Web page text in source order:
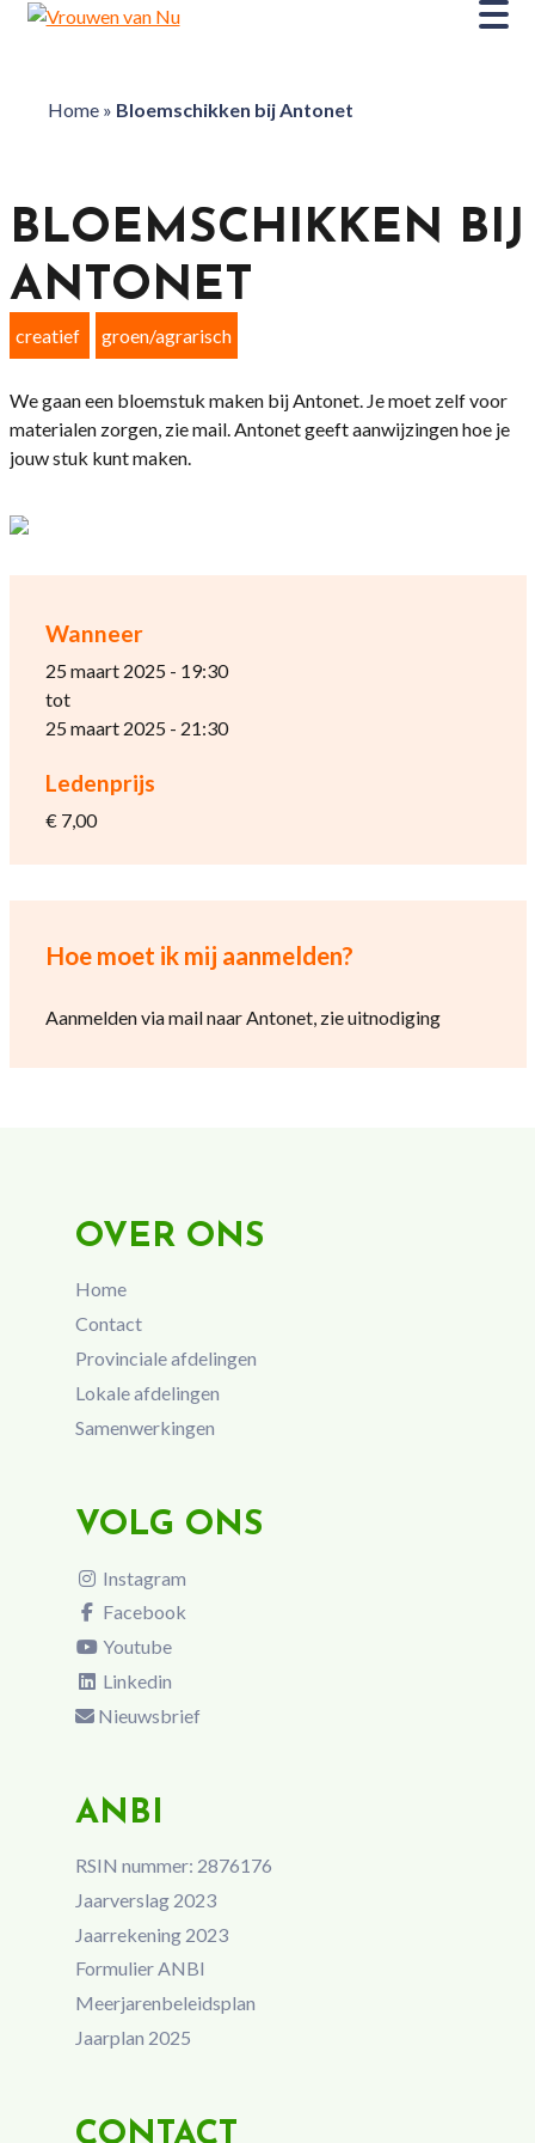
Home» Bloemschikken bij Antonet
Wanneer
25 maart 2025 - 19:30
tot
25 maart 2025 - 21:30
Ledenprijs
€ 7,00
Hoe moet ik mij aanmelden?
Aanmelden via mail naar Antonet, zie uitnodiging
BLOEMSCHIKKEN BIJ
ANTONET
creatief groen/agrarisch
We gaan een bloemstuk maken bij Antonet. Je moet zelf voor
materialen zorgen, zie mail. Antonet geeft aanwijzingen hoe je
jouw stuk kunt maken.
OVER ONS
Home
Contact
Provinciale afdelingen
Lokale afdelingen
Samenwerkingen
VOLG ONS
Instagram
Facebook
Youtube
Linkedin
Nieuwsbrief
ANBI
RSIN nummer: 2876176
Jaarverslag 2023
Jaarrekening 2023
Formulier ANBI
Meerjarenbeleidsplan
Jaarplan 2025
CONTACT